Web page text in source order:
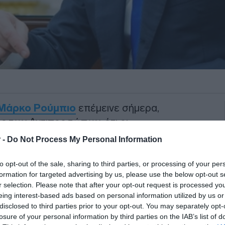
- Do Not Process My Personal Information
opt-out of the sale, sharing to third parties, or processing of your
for targeted advertising by us, please use the below opt-out
selection. Please note that after your opt-out request is processed
interest-based ads based on personal information utilized by us
to third parties prior to your opt-out. You may separately
of your personal information by third parties on the IAB’s list of
Ρούμπιο επέμεινε σήμερα,
των Αντιπροσώπων, ότι οι
εναντίον τουΙράν έχουν
μεταξύ των δύο πλευρών.
Ιράν για να αποδυναμώσουμε τις
Επική Οργή τελείωσε», είπε,
ότι «ο πόλεμος τελείωσε».